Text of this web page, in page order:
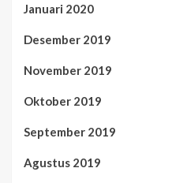
Januari 2020
Desember 2019
November 2019
Oktober 2019
September 2019
Agustus 2019